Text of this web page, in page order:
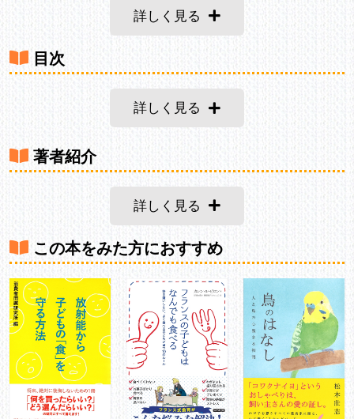
詳しく見る
目次
詳しく見る
著者紹介
詳しく見る
この本をみた方におすすめ